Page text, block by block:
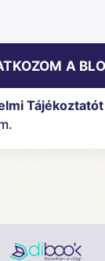
A
Tájékoztatót